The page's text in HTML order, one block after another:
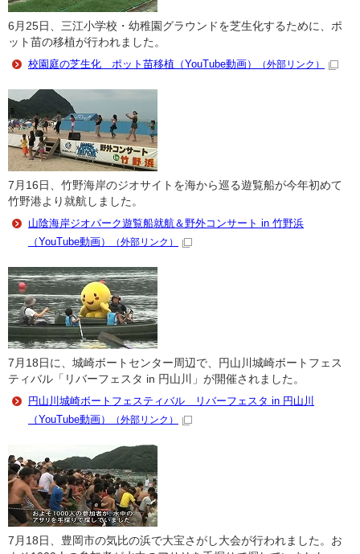
6月25日、三江小学校・幼稚園グラウンドを芝生化するために、ポ
ット苗の移植が行われました。
校園庭の芝生化 ポット苗移植（YouTube動画）
（外部リンク）
7月16日、竹野海岸のジオサイトを海から巡る遊覧船が今年初めて
竹野港より就航しました。
山陰海岸ジオパーク遊覧船就航＆野外コンサート in 竹野浜
（YouTube動画）
（外部リンク）
7月18日に、城崎ボートセンター周辺で、円山川城崎ボートフェス
ティバル「リバーフェスタ in 円山川」が開催されました。
円山川城崎ボートフェスティバル リバーフェスタ in 円山川
（YouTube動画）
（外部リンク）
7月18日、豊岡市の気比の浜で大宝さがし大会が行われました。お